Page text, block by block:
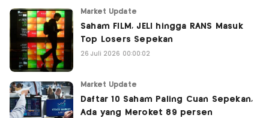
Market Update
Saham FILM, JELI hingga RANS Masuk
Top Losers Sepekan
26 Juli 2026 00:00:02
Market Update
Daftar 10 Saham Paling Cuan Sepekan,
Ada yang Meroket 89 persen